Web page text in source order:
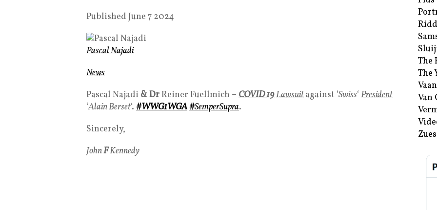
Published June 7 2024
Pascal Najadi
News
Pascal Najadi &DrReiner Fuellmich – COVID19Lawsuitagainst ‘Swiss‘President
‘Alain Berset‘. #WWG1WGA#SemperSupra.
Sincerely,
JohnFKennedy
The
The
Van